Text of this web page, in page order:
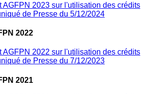
AGFPN 2023 sur l'utilisation des crédits
de Presse du 5/12/2024
2022
AGFPN 2022 sur l'utilisation des crédits
de Presse du 7/12/2023
2021